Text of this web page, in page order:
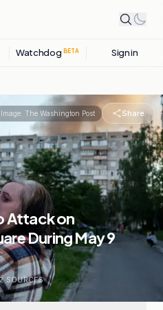
Watchdog BETA Sign in
Image: The Washington Post Share
Attack on
During May 9
SOURCES